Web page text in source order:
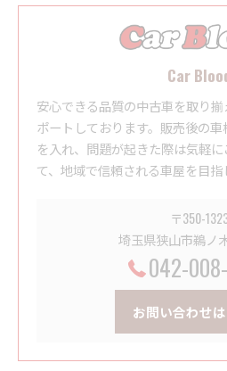
Car
安心できる品質の中古車を取り
ポートしております。販売後の
を入れ、問題が起きた際は気軽
て、地域で信頼される車屋を目指
〒350-
埼玉県狭山市鵜ノ
042-
お問い合わせ